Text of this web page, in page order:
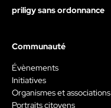
priligy sans ordonnance
Communauté
Évènements
Initiatives
Organismes et associations
Portraits citoyens